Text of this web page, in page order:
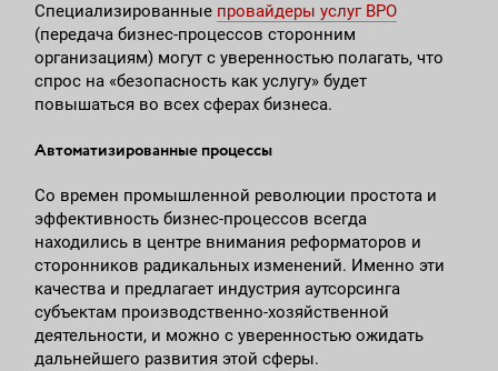
Специализированные провайдеры услуг BPO
(передача бизнес-процессов сторонним
организациям) могут с уверенностью полагать, что
спрос на «безопасность как услугу» будет
повышаться во всех сферах бизнеса.
Автоматизированные процессы
Со времен промышленной революции простота и
эффективность бизнес-процессов всегда
находились в центре внимания реформаторов и
сторонников радикальных изменений. Именно эти
качества и предлагает индустрия аутсорсинга
субъектам производственно-хозяйственной
деятельности, и можно с уверенностью ожидать
дальнейшего развития этой сферы.